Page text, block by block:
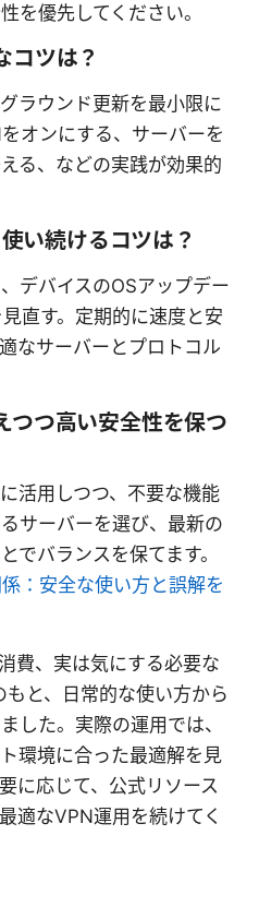
を優先してください。
コツは？
ラウンド更新を最小限に
オンにする、サーバーを
る、などの実践が効果的
い続けるコツは？
デバイスのOSアップデー
直す。定期的に速度と安
なサーバーとプロトコル
つつ高い安全性を保つ
活用しつつ、不要な機能
サーバーを選び、最新の
でバランスを保てます。
：安全な使い方と誤解を
費、実は気にする必要な
と、日常的な使い方から
した。実際の運用では、
環境に合った最適解を見
に応じて、公式リソース
適なVPN運用を続けてく